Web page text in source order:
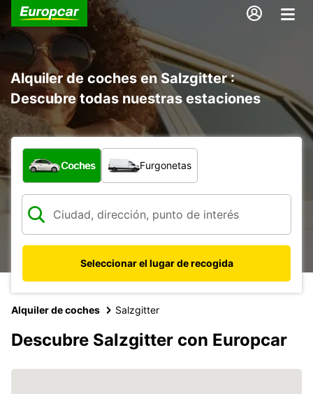
Alquiler de coches en Salzgitter :
Descubre todas nuestras estaciones
¿Qué tipo de vehículo?
Coches Furgonetas
Seleccionar el lugar de recogida
Alquiler de coches Salzgitter
Descubre Salzgitter con Europcar